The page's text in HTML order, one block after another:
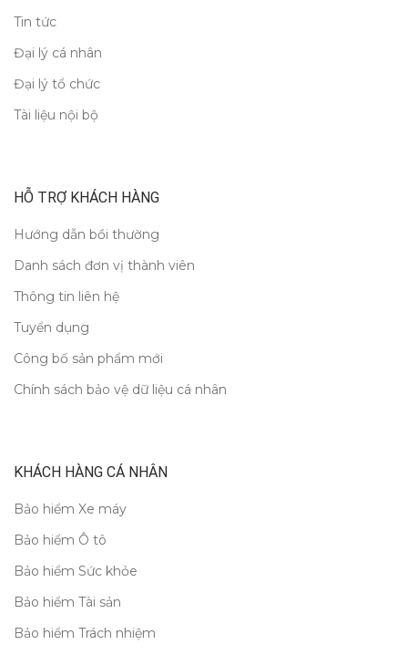
Tin tức
Đại lý cá nhân
Đại lý tổ chức
Tài liệu nội bộ
HỖ TRỢ KHÁCH HÀNG
Hướng dẫn bồi thường
Danh sách đơn vị thành viên
Thông tin liên hệ
Tuyển dụng
Công bố sản phẩm mới
Chính sách bảo vệ dữ liệu cá nhân
KHÁCH HÀNG CÁ NHÂN
Bảo hiểm Xe máy
Bảo hiểm Ô tô
Bảo hiểm Sức khỏe
Bảo hiểm Tài sản
Bảo hiểm Trách nhiệm